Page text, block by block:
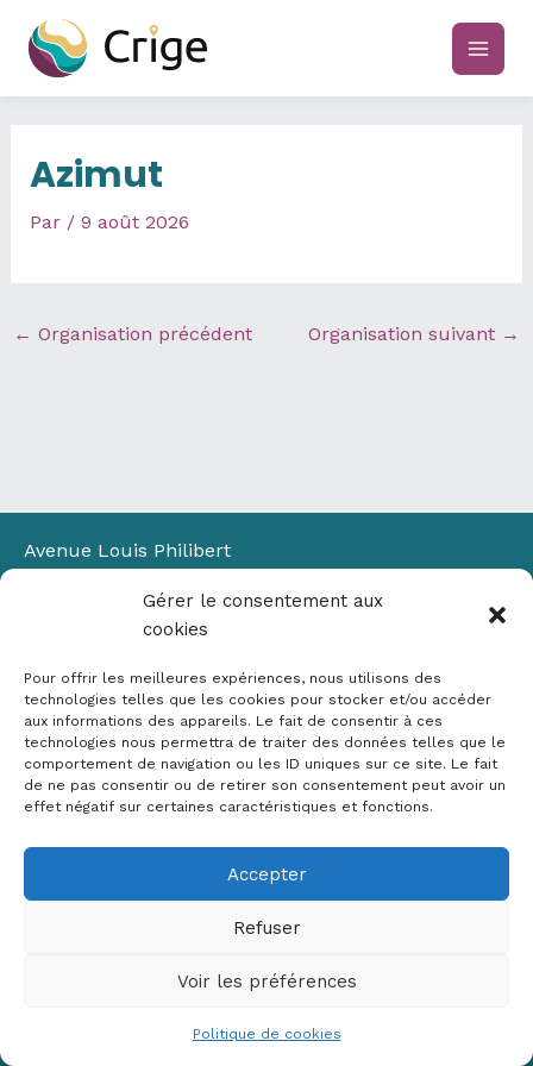
Gérer le consentement aux
cookies
Pour offrir les meilleures expériences, nous utilisons des
technologies telles que les cookies pour stocker et/ou accéder
aux informations des appareils. Le fait de consentir à ces
technologies nous permettra de traiter des données telles que le
comportement de navigation ou les ID uniques sur ce site. Le fait
de ne pas consentir ou de retirer son consentement peut avoir un
effet négatif sur certaines caractéristiques et fonctions.
Accepter
Refuser
Voir les préférences
Politique de cookies
contenu
main
Azimut
Par / 9 août 2026
← Organisation précédent Organisation suivant →
Avenue Louis Philibert
Bâtiment Laennec
13100 Aix-en-Provence
✉ contact@crige-paca.org
Mentions légales
RGPD
Copyright © 2026 Crige PACA